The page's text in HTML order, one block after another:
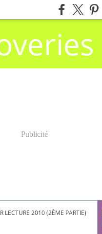
Publicité
LECTURE 2010 (2ÈME PARTIE)